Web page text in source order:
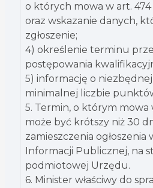
o których mowa w art. 474
oraz wskazanie danych,
zgłoszenie;
4) określenie terminu
postępowania
5) informację o
minimalnej liczbie
5. Termin, o którym mowa
może być krótszy niż 30
zamieszczenia ogłoszenia
Informacji Publicznej, na
podmiotowej Urzędu.
6. Minister właściwy do